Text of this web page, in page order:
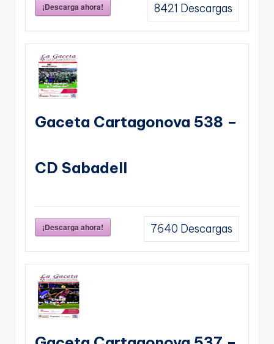
¡Descarga ahora! 8421 Descargas
Gaceta Cartagonova 538 –
CD Sabadell
¡Descarga ahora! 7640 Descargas